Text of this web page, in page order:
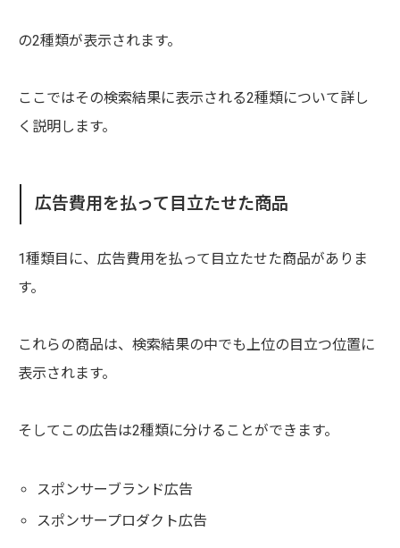
の2種類が表示されます。
ここではその検索結果に表示される2種類について詳し
く説明します。
広告費用を払って目立たせた商品
1種類目に、広告費用を払って目立たせた商品がありま
す。
これらの商品は、検索結果の中でも上位の目立つ位置に
表示されます。
そしてこの広告は2種類に分けることができます。
スポンサーブランド広告
スポンサープロダクト広告